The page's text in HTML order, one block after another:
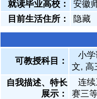
就读毕业高校：
安徽
目前生活住所：
隐藏
可教授科目：
小
文, 高
自我描述、特长
展示 ：
连
赛三